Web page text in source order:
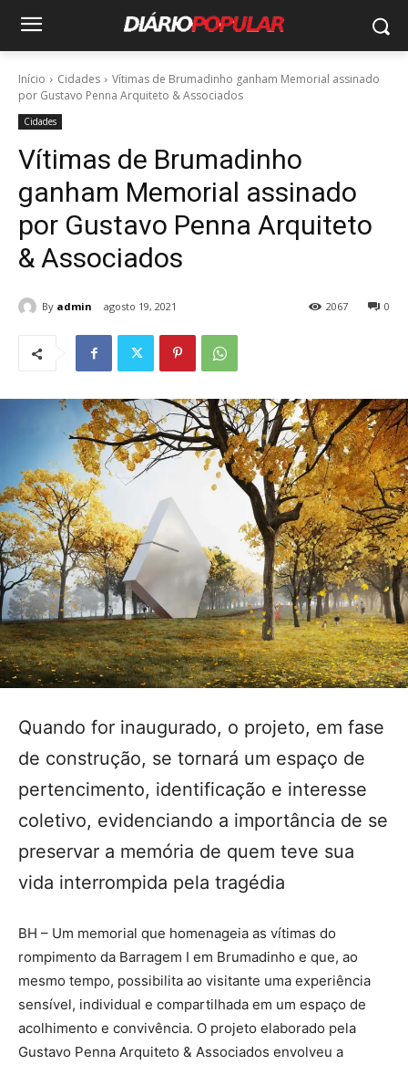
Início Cidades
Vítimas de Brumadinho ganham Memorial assinado
por Gustavo Penna Arquiteto & Associados
Cidades
Vítimas de Brumadinho
ganham Memorial assinado
por Gustavo Penna Arquiteto
& Associados
By admin agosto 19, 2021 0
2067
Quando for inaugurado, o projeto, em fase
de construção, se tornará um espaço de
pertencimento, identificação e interesse
coletivo, evidenciando a importância de se
preservar a memória de quem teve sua
vida interrompida pela tragédia
BH – Um memorial que homenageia as vítimas do
rompimento da Barragem I em Brumadinho e que, ao
mesmo tempo, possibilita ao visitante uma experiência
sensível, individual e compartilhada em um espaço de
acolhimento e convivência. O projeto elaborado pela
Gustavo Penna Arquiteto & Associados envolveu a